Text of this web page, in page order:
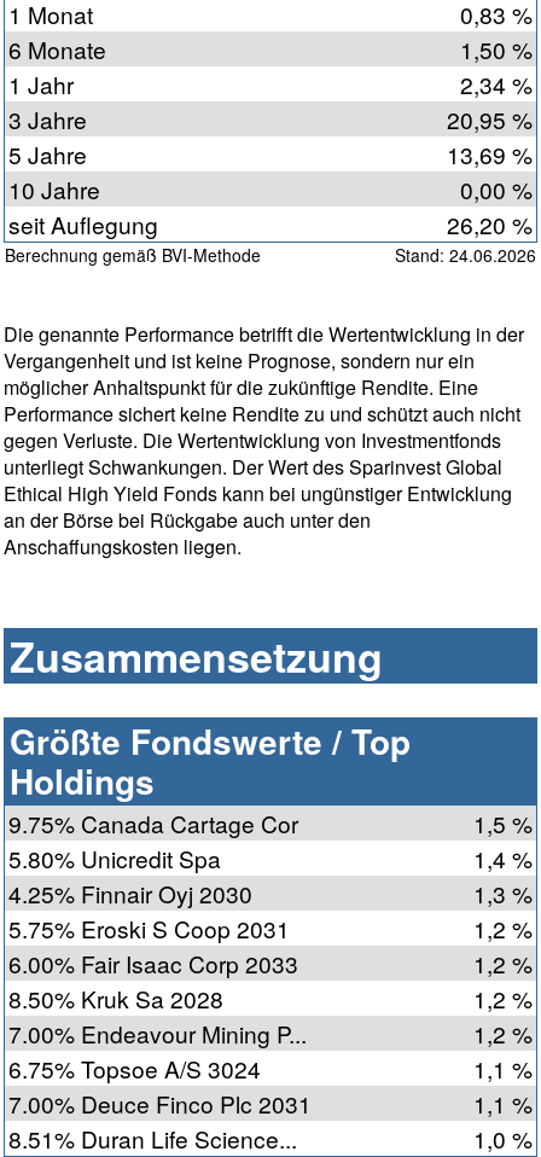
1 Monat
0,83 %
6 Monate
1,50 %
1 Jahr
2,34 %
3 Jahre
20,95 %
5 Jahre
13,69 %
10 Jahre
0,00 %
seit Auflegung
26,20 %
Berechnung gemäß BVI-Methode Stand: 24.06.2026
Die genannte Performance betrifft die Wertentwicklung in der
Vergangenheit und ist keine Prognose, sondern nur ein
möglicher Anhaltspunkt für die zukünftige Rendite. Eine
Performance sichert keine Rendite zu und schützt auch nicht
gegen Verluste. Die Wertentwicklung von Investmentfonds
unterliegt Schwankungen. Der Wert des Sparinvest Global
Ethical High Yield Fonds kann bei ungünstiger Entwicklung
an der Börse bei Rückgabe auch unter den
Anschaffungskosten liegen.
Zusammensetzung
Größte Fondswerte / Top
Holdings
9.75% Canada Cartage Cor
1,5 %
5.80% Unicredit Spa
1,4 %
4.25% Finnair Oyj 2030
1,3 %
5.75% Eroski S Coop 2031
1,2 %
6.00% Fair Isaac Corp 2033
1,2 %
8.50% Kruk Sa 2028
1,2 %
7.00% Endeavour Mining P...
1,2 %
6.75% Topsoe A/S 3024
1,1 %
7.00% Deuce Finco Plc 2031
1,1 %
8.51% Duran Life Science...
1,0 %